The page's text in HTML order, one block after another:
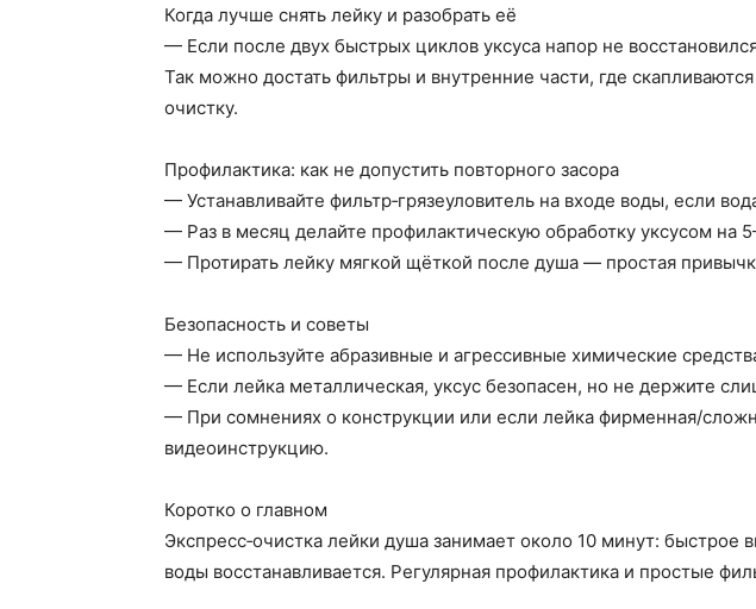
Когда лучше снять лейку и разобрать её
— Если после двух быстрых циклов уксуса напор не
Так можно достать фильтры и внутренние части, где
очистку.
Профилактика: как не допустить повторного засора
— Устанавливайте фильтр‑грязеуловитель на входе воды, если
— Раз в месяц делайте профилактическую обработку уксусом на
— Протирать лейку мягкой щёткой после душа — простая
Безопасность и советы
— Не используйте абразивные и агрессивные химические
— Если лейка металлическая, уксус безопасен, но не держите
— При сомнениях о конструкции или если лейка фирменная/
видеоинструкцию.
Коротко о главном
Экспресс‑очистка лейки душа занимает около 10 минут:
воды восстанавливается. Регулярная профилактика и простые